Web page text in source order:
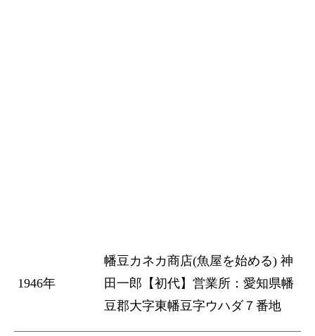
1946年
幡豆カネカ商店(魚屋を始める) 神
田一郎【初代】営業所：愛知県幡
豆郡大字東幡豆字ウハダ７番地